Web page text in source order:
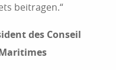
beitragen.“
des Conseil